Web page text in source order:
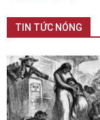
TIN TỨC NÓNG